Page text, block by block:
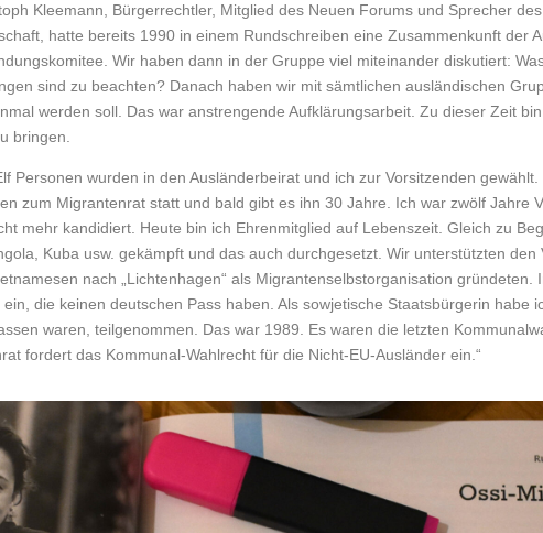
Kleemann, Bürgerrechtler, Mitglied des Neuen Forums und Sprecher
hatte bereits 1990 in einem Rundschreiben eine Zusammenkunft der
Wir haben dann in der Gruppe viel miteinander diskutiert:
sind zu beachten? Danach haben wir mit sämtlichen ausländischen
werden soll. Das war anstrengende Aufklärungsarbeit. Zu dieser Zeit
bringen.
Personen wurden in den Ausländerbeirat und ich zur Vorsitzenden
zum Migrantenrat statt und bald gibt es ihn 30 Jahre. Ich war zwölf Jahre
mehr kandidiert. Heute bin ich Ehrenmitglied auf Lebenszeit. Gleich zu
Kuba usw. gekämpft und das auch durchgesetzt. Wir unterstützten den
nach „Lichtenhagen“ als Migrantenselbstorganisation
die keinen deutschen Pass haben. Als sowjetische Staatsbürgerin habe
waren, teilgenommen. Das war 1989. Es waren die letzten
fordert das Kommunal-Wahlrecht für die Nicht-EU-Ausländer ein.“